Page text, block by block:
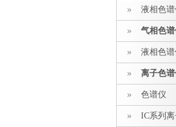
液相色谱
气相色谱
液相色
离子色谱
色谱仪
IC系列